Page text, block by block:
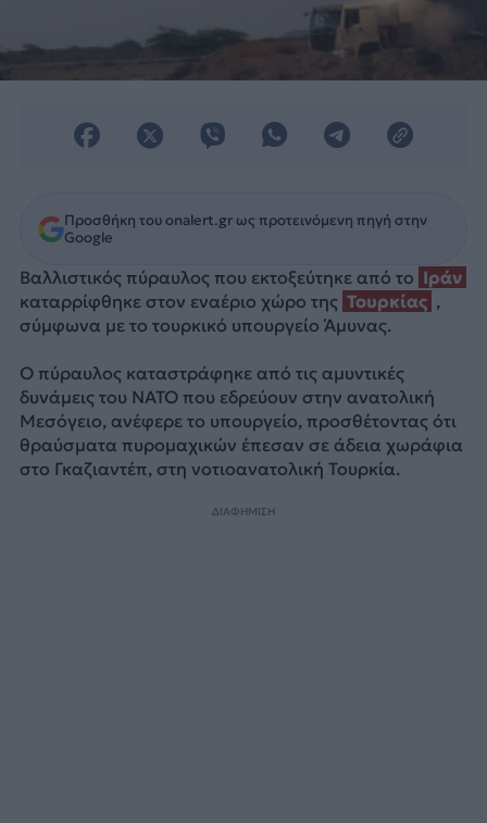
Προσθήκη του onalert.gr ως προτεινόμενη πηγή στην
Google
Βαλλιστικός πύραυλος που εκτοξεύτηκε από το Ιράν
καταρρίφθηκε στον εναέριο χώρο της Τουρκίας ,
σύμφωνα με το τουρκικό υπουργείο Άμυνας.
Ο πύραυλος καταστράφηκε από τις αμυντικές
δυνάμεις του ΝΑΤΟ που εδρεύουν στην ανατολική
Μεσόγειο, ανέφερε το υπουργείο, προσθέτοντας ότι
θραύσματα πυρομαχικών έπεσαν σε άδεια χωράφια
στο Γκαζιαντέπ, στη νοτιοανατολική Τουρκία.
ΔΙΑΦΗΜΙΣΗ